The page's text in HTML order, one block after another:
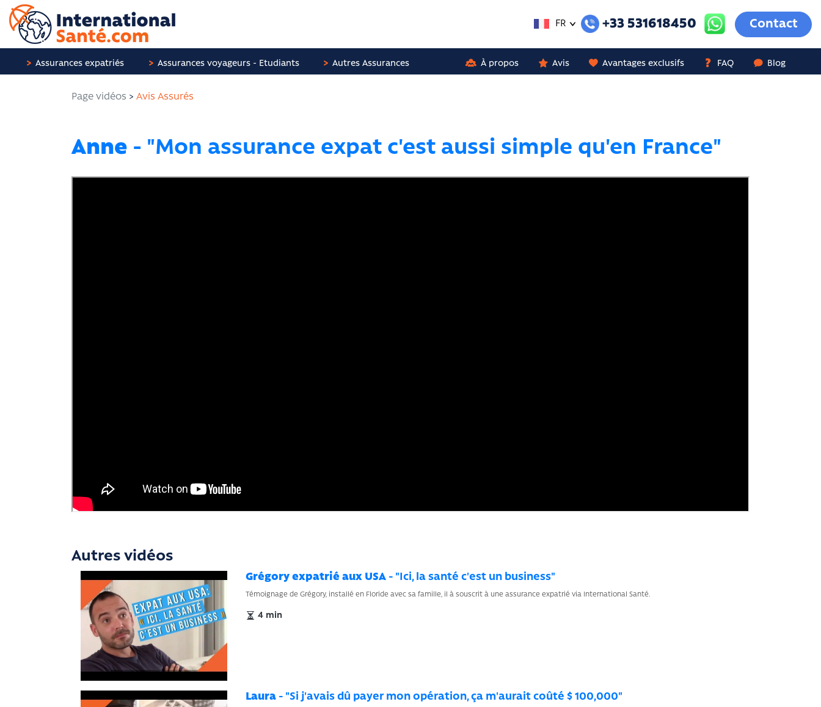
FR +33 531618450 Contact
Assurances expatriés Assurances voyageurs - Etudiants Autres Assurances À propos Avis Avantages exclusifs FAQ Blog
Page vidéos > Avis Assurés
Anne - "Mon assurance expat c'est aussi simple qu'en France"
Autres vidéos
Grégory expatrié aux USA - "Ici, la santé c'est un business"
Témoignage de Grégory, installé en Floride avec sa famille, il à souscrit à une assurance expatrié via International Santé.
4 min
Laura - "Si j'avais dû payer mon opération, ça m'aurait coûté $ 100,000"
Panneau de gestion des cookies